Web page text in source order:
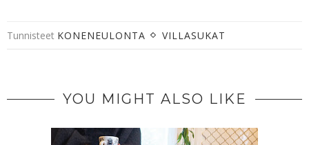
Tunnisteet KONENEULONTA VILLASUKAT
YOU MIGHT ALSO LIKE